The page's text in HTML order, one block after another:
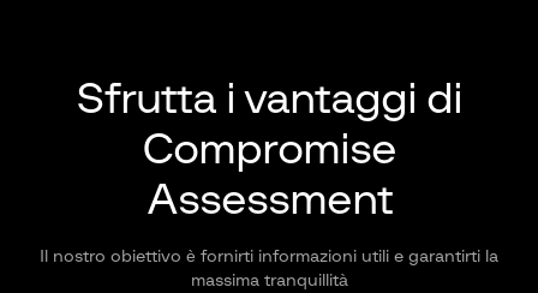
Sfrutta i vantaggi di
Compromise
Assessment
Il nostro obiettivo è fornirti informazioni utili e garantirti la
massima tranquillità